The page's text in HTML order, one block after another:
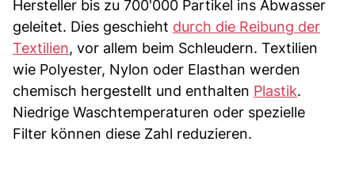
Hersteller bis zu 700'000 Partikel ins Abwasser
geleitet. Dies geschieht durch die Reibung der
Textilien, vor allem beim Schleudern. Textilien
wie Polyester, Nylon oder Elasthan werden
chemisch hergestellt und enthalten Plastik.
Niedrige Waschtemperaturen oder spezielle
Filter können diese Zahl reduzieren.